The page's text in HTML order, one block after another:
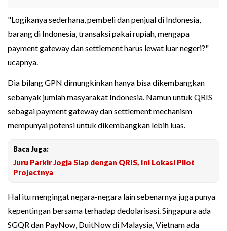
"Logikanya sederhana, pembeli dan penjual di Indonesia,
barang di Indonesia, transaksi pakai rupiah, mengapa
payment gateway dan settlement harus lewat luar negeri?"
ucapnya.
Dia bilang GPN dimungkinkan hanya bisa dikembangkan
sebanyak jumlah masyarakat Indonesia. Namun untuk QRIS
sebagai payment gateway dan settlement mechanism
mempunyai potensi untuk dikembangkan lebih luas.
Baca Juga:
Juru Parkir Jogja Siap dengan QRIS, Ini Lokasi Pilot
Projectnya
Hal itu mengingat negara-negara lain sebenarnya juga punya
kepentingan bersama terhadap dedolarisasi. Singapura ada
SGQR dan PayNow, DuitNow di Malaysia, Vietnam ada